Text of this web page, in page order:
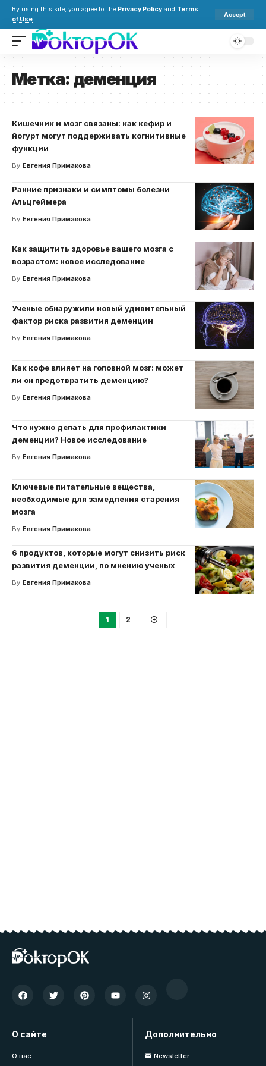
By using this site, you agree to the Privacy Policy and Terms
of Use.
Accept
Метка: деменция
Кишечник и мозг связаны: как кефир и
йогурт могут поддерживать когнитивные
функции
By Евгения Примакова
Ранние признаки и симптомы болезни
Альцгеймера
By Евгения Примакова
Как защитить здоровье вашего мозга с
возрастом: новое исследование
By Евгения Примакова
Ученые обнаружили новый удивительный
фактор риска развития деменции
By Евгения Примакова
Как кофе влияет на головной мозг: может
ли он предотвратить деменцию?
By Евгения Примакова
Что нужно делать для профилактики
деменции? Новое исследование
By Евгения Примакова
Ключевые питательные вещества,
необходимые для замедления старения
мозга
By Евгения Примакова
6 продуктов, которые могут снизить риск
развития деменции, по мнению ученых
By Евгения Примакова
1 2
О сайте
О нас
Дополнительно
Newsletter